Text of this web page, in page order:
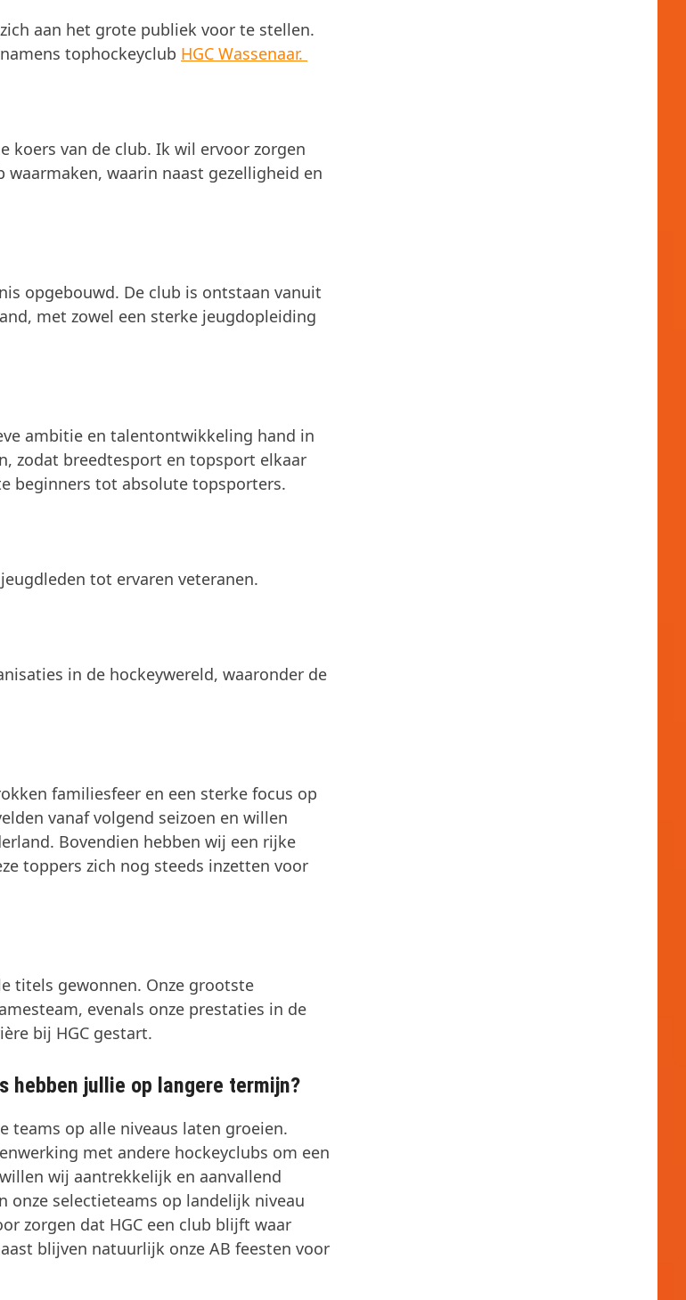
aan het grote publiek voor te stellen.
tophockeyclub HGC Wassenaar.
koers van de club. Ik wil ervoor zorgen
waarin naast gezelligheid en
opgebouwd. De club is ontstaan vanuit
met zowel een sterke jeugdopleiding
ambitie en talentontwikkeling hand in
zodat breedtesport en topsport elkaar
beginners tot absolute topsporters.
tot ervaren veteranen.
in de hockeywereld, waaronder de
familiesfeer en een sterke focus op
vanaf volgend seizoen en willen
Bovendien hebben wij een rijke
toppers zich nog steeds inzetten voor
titels gewonnen. Onze grootste
evenals onze prestaties in de
bij HGC gestart.
hebben jullie op langere termijn?
teams op alle niveaus laten groeien.
met andere hockeyclubs om een
wij aantrekkelijk en aanvallend
onze selectieteams op landelijk niveau
zorgen dat HGC een club blijft waar
blijven natuurlijk onze AB feesten voor